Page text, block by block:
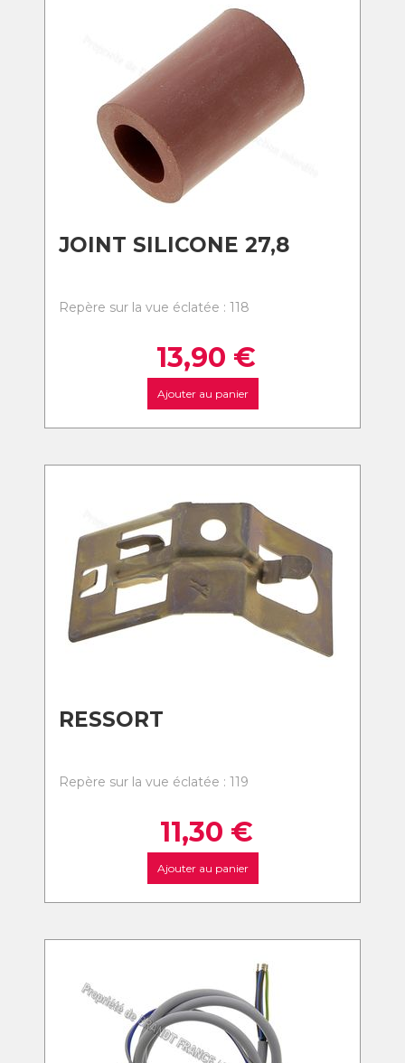
JOINT SILICONE 27,8
Repère sur la vue éclatée : 118
13,90 €
Ajouter au panier
RESSORT
Repère sur la vue éclatée : 119
11,30 €
Ajouter au panier